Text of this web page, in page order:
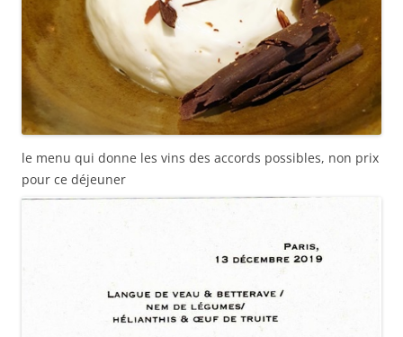
le menu qui donne les vins des accords possibles, non prix
pour ce déjeuner